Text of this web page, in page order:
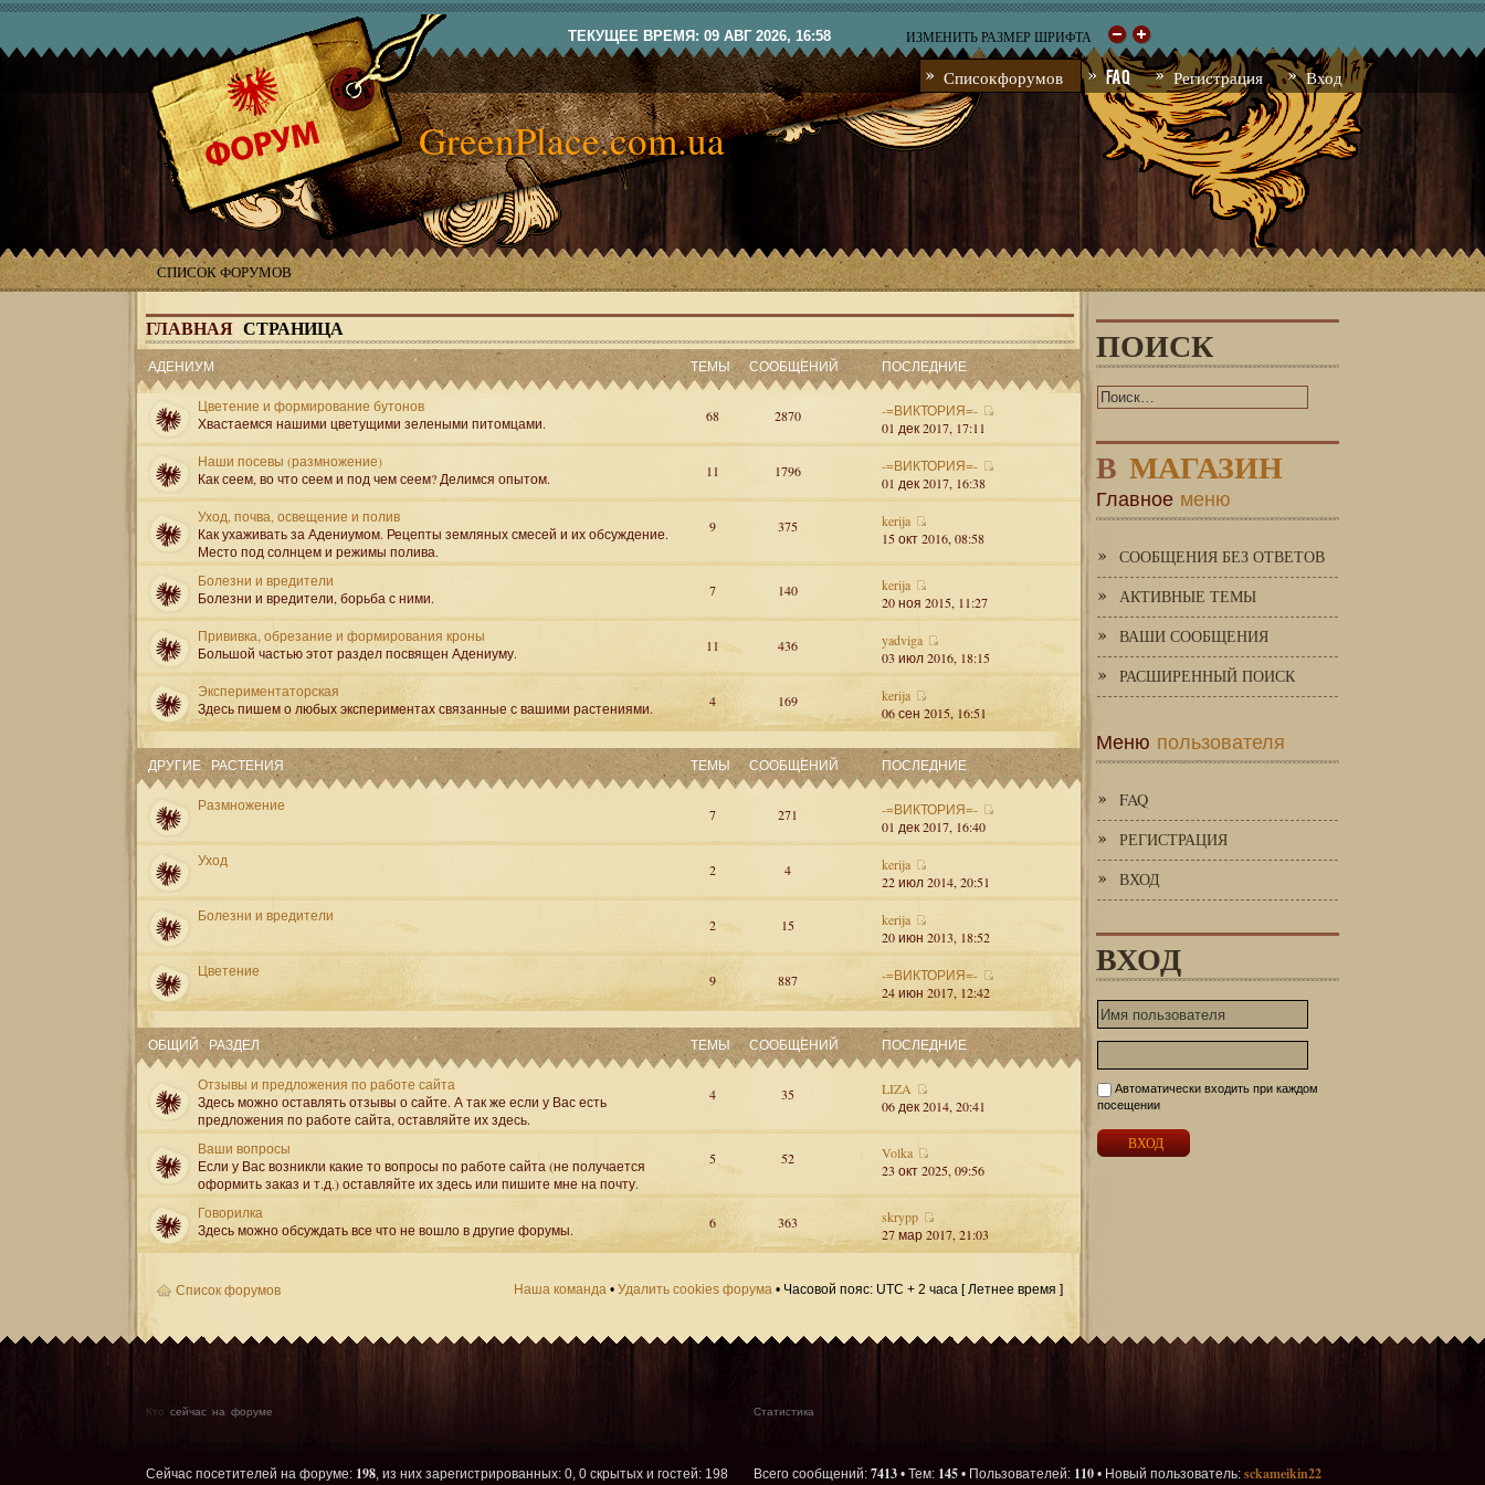
ТЕКУЩЕЕ ВРЕМЯ: 09 АВГ 2026, 16:58 ИЗМЕНИТЬ РАЗМЕР ШРИФТА
Список форумов FAQ Регистрация Вход
GreenPlace.com.ua
СПИСОК ФОРУМОВ
ГЛАВНАЯ СТРАНИЦА
АДЕНИУМ ТЕМЫ СООБЩЕНИЙ ПОСЛЕДНИЕ
Цветение и формирование бутонов
Хвастаемся нашими цветущими зелеными питомцами.
68 2870
-=ВИКТОРИЯ=-
01 дек 2017, 17:11
Наши посевы (размножение)
Как сеем, во что сеем и под чем сеем? Делимся опытом.
11 1796
-=ВИКТОРИЯ=-
01 дек 2017, 16:38
Уход, почва, освещение и полив
Как ухаживать за Адениумом. Рецепты земляных смесей и их обсуждение.
Место под солнцем и режимы полива.
9 375
kerija
15 окт 2016, 08:58
Болезни и вредители
Болезни и вредители, борьба с ними.
7 140
kerija
20 ноя 2015, 11:27
Прививка, обрезание и формирования кроны
Большой частью этот раздел посвящен Адениуму.
11 436
yadviga
03 июл 2016, 18:15
Экспериментаторская
Здесь пишем о любых экспериментах связанные с вашими растениями.
4 169
kerija
06 сен 2015, 16:51
ДРУГИЕ РАСТЕНИЯ ТЕМЫ СООБЩЕНИЙ ПОСЛЕДНИЕ
Размножение
7 271
-=ВИКТОРИЯ=-
01 дек 2017, 16:40
Уход
2 4
kerija
22 июл 2014, 20:51
Болезни и вредители
2 15
kerija
20 июн 2013, 18:52
Цветение
9 887
-=ВИКТОРИЯ=-
24 июн 2017, 12:42
ОБЩИЙ РАЗДЕЛ ТЕМЫ СООБЩЕНИЙ ПОСЛЕДНИЕ
Отзывы и предложения по работе сайта
Здесь можно оставлять отзывы о сайте. А так же если у Вас есть
предложения по работе сайта, оставляйте их здесь.
4 35
LIZA
06 дек 2014, 20:41
Ваши вопросы
Если у Вас возникли какие то вопросы по работе сайта (не получается
оформить заказ и т.д.) оставляйте их здесь или пишите мне на почту.
5 52
Volka
23 окт 2025, 09:56
Говорилка
Здесь можно обсуждать все что не вошло в другие форумы.
6 363
skrypp
27 мар 2017, 21:03
Список форумов Наша команда • Удалить cookies форума • Часовой пояс: UTC + 2 часа [ Летнее время ]
ПОИСК
В МАГАЗИН
Главное меню
СООБЩЕНИЯ БЕЗ ОТВЕТОВ
АКТИВНЫЕ ТЕМЫ
ВАШИ СООБЩЕНИЯ
РАСШИРЕННЫЙ ПОИСК
Меню пользователя
FAQ
РЕГИСТРАЦИЯ
ВХОД
ВХОД
Автоматически входить при каждом
посещении
Кто сейчас на форуме
Сейчас посетителей на форуме: 198, из них зарегистрированных: 0, 0 скрытых и гостей: 198
Статистика
Всего сообщений: 7413 • Тем: 145 • Пользователей: 110 • Новый пользователь: sckameikin22